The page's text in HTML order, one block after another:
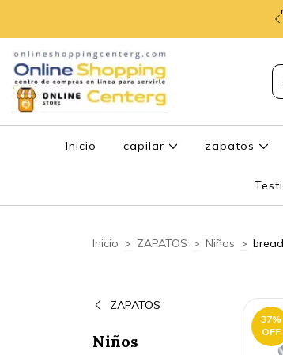
Inicio capilar zapatos
Inicio > ZAPATOS > Niños >
ZAPATOS
Niños
37%
OFF